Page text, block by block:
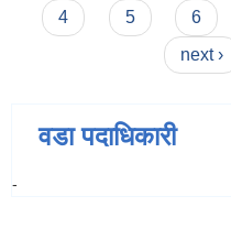
4
5 6
next ›
वडा पदाधिकारी
-